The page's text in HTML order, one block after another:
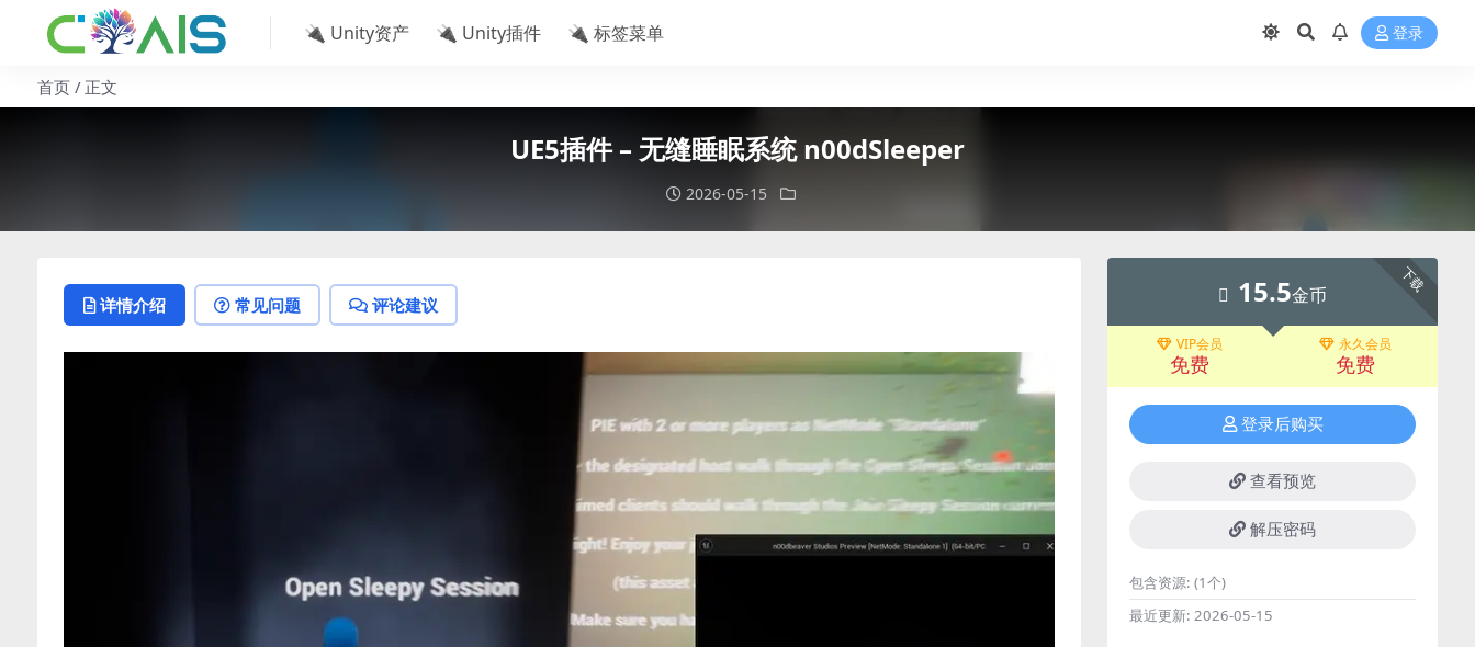
🔌 Unity资产 🔌 Unity插件 🔌 标签菜单 登录
首页 正文
UE5插件 – 无缝睡眠系统 n00dSleeper
2026-05-15
详情介绍 常见问题 评论建议
下载
15.5金币
VIP会员
免费
永久会员
免费
登录后购买
查看预览
解压密码
包含资源: (1个)
最近更新: 2026-05-15